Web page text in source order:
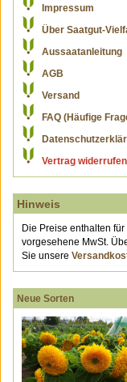
Impressum
Über Saatgut-
Aussaatanleitung
AGB
Versand
FAQ (Häufige
Vertrag widerrufen
Hinweis
Die Preise enthalten
vorgesehene MwSt.
Sie unsere
Neue Sorten